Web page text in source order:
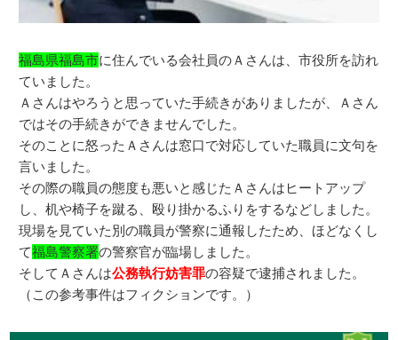
福島県福島市に住んでいる会社員のＡさんは、市役所を訪れ
ていました。
Ａさんはやろうと思っていた手続きがありましたが、Ａさん
ではその手続きができませんでした。
そのことに怒ったＡさんは窓口で対応していた職員に文句を
言いました。
その際の職員の態度も悪いと感じたＡさんはヒートアップ
し、机や椅子を蹴る、殴り掛かるふりをするなどしました。
現場を見ていた別の職員が警察に通報したため、ほどなくし
て福島警察署の警察官が臨場しました。
そしてＡさんは公務執行妨害罪の容疑で逮捕されました。
（この参考事件はフィクションです。）